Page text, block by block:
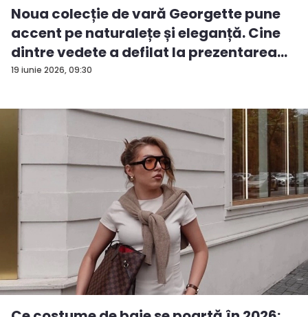
19 iunie 2026, 09:30
Noua colecție de vară Georgette pune
accent pe naturalețe și eleganță. Cine
dintre vedete a defilat la prezentarea
d...